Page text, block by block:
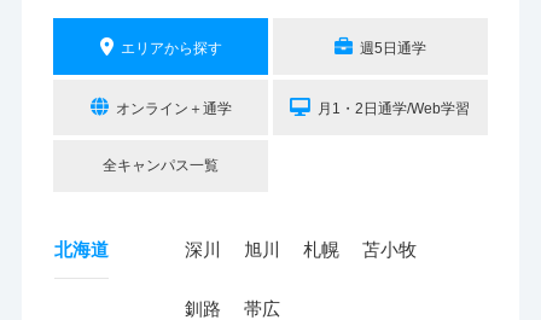
エリアから探す 週5日通学
オンライン＋通学 月1・2日通学/Web学習
全キャンパス一覧
北海道 深川 旭川 札幌 苫小牧
釧路 帯広